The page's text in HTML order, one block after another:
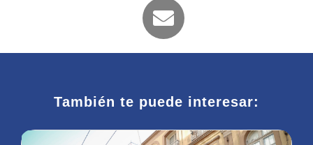
También te puede interesar: